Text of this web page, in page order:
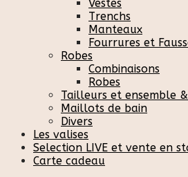
Vestes
Trenchs
Manteaux
Fourrures et
Robes
Combinaisons
Robes
Tailleurs et ensemble
Maillots de bain
Divers
Les valises
Selection LIVE et vente en
Carte cadeau